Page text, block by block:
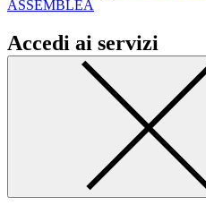
ASSEMBLEA
Accedi ai servizi